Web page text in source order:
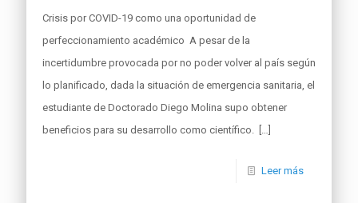
Crisis por COVID-19 como una oportunidad de
perfeccionamiento académico A pesar de la
incertidumbre provocada por no poder volver al país según
lo planificado, dada la situación de emergencia sanitaria, el
estudiante de Doctorado Diego Molina supo obtener
beneficios para su desarrollo como científico.
[…]
Leer más